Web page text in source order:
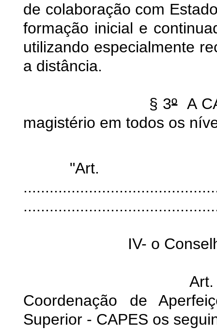
de colaboração com
formação inicial e
utilizando especialmente
a distância.
§ 3ºA
magistério em todos os
IV- o Conselho da
Art.
Coordenação de
Superior - CAPES os